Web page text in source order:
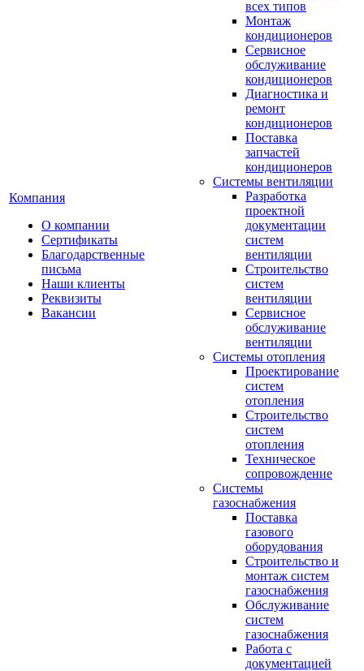
Компания
О компании
Сертификаты
Благодарственные
письма
Наши клиенты
Реквизиты
Вакансии
всех типов
Монтаж
кондиционеров
Сервисное
обслуживание
кондиционеров
Диагностика и
ремонт
кондиционеров
Поставка
запчастей
кондиционеров
Системы вентиляции
Разработка
проектной
документации
систем
вентиляции
Строительство
систем
вентиляции
Сервисное
обслуживание
вентиляции
Системы отопления
Проектирование
систем
отопления
Строительство
систем
отопления
Техническое
сопровождение
Системы
газоснабжения
Поставка
газового
оборудования
Строительство и
монтаж систем
газоснабжения
Обслуживание
систем
газоснабжения
Работа с
документацией